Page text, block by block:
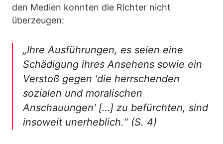
den Medien konnten die Richter nicht
überzeugen:
„Ihre Ausführungen, es seien eine
Schädigung ihres Ansehens sowie ein
Verstoß gegen 'die herrschenden
sozialen und moralischen
Anschauungen' […] zu befürchten, sind
insoweit unerheblich.“(S. 4)